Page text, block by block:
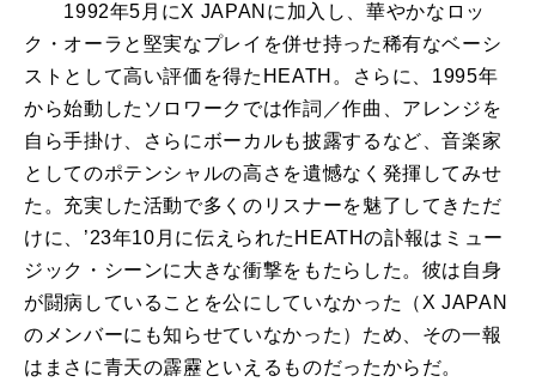
1992年5月にX JAPANに加入し、華やかなロッ
ク・オーラと堅実なプレイを併せ持った稀有なベーシ
ストとして高い評価を得たHEATH。さらに、1995年
から始動したソロワークでは作詞／作曲、アレンジを
自ら手掛け、さらにボーカルも披露するなど、音楽家
としてのポテンシャルの高さを遺憾なく発揮してみせ
た。充実した活動で多くのリスナーを魅了してきただ
けに、’23年10月に伝えられたHEATHの訃報はミュー
ジック・シーンに大きな衝撃をもたらした。彼は自身
が闘病していることを公にしていなかった（X JAPAN
のメンバーにも知らせていなかった）ため、その一報
はまさに青天の霹靂といえるものだったからだ。